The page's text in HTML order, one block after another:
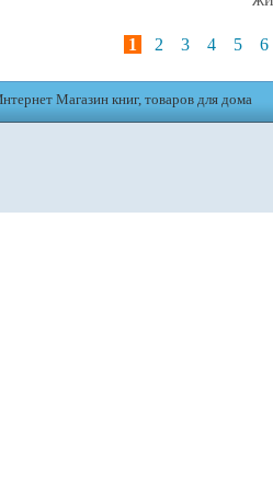
1 2 3 4 5 6
Магазин книг, товаров для дома